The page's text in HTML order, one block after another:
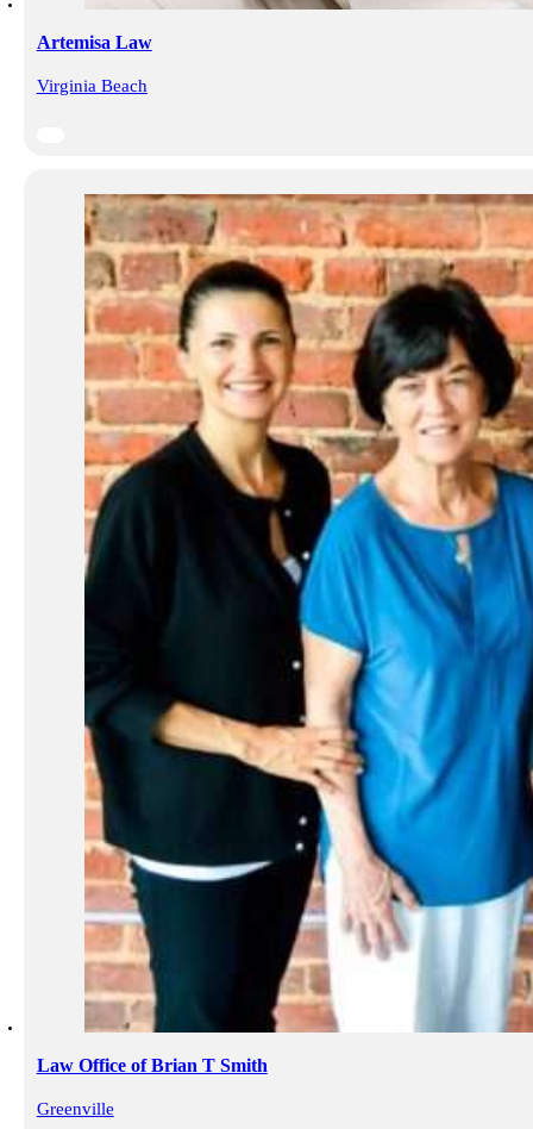
Artemisa Law
Virginia Beach
Law Office of Brian T Smith
Greenville